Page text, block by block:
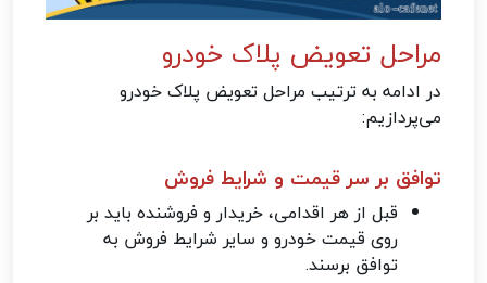
مراحل تعویض پلاک خودرو
در ادامه به ترتیب مراحل تعویض پلاک خودرو
می‌پردازیم:
توافق بر سر قیمت و شرایط فروش
قبل از هر اقدامی، خریدار و فروشنده باید بر
روی قیمت خودرو و سایر شرایط فروش به
توافق برسند.